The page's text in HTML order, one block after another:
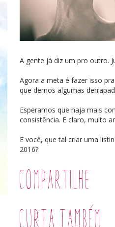
A gente já diz um pro outro.
Agora a meta é fazer isso
que demos algumas
Esperamos que haja mais
consistência. E claro, muito
E você, que tal criar uma
2016?
Compartilhe
Curta também